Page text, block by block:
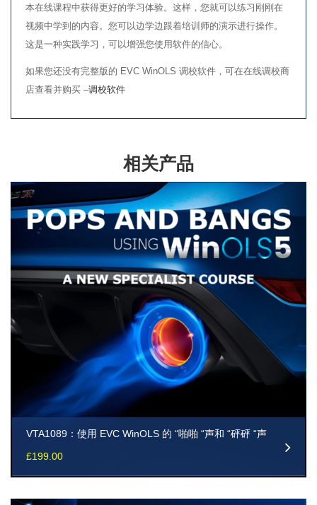
本在线课程中获得更好的学习体验。这样，您就可以练习刚刚在
视频中学到的内容。您可以边学边跟着培训师的演示进行操作。
这是一种实践学习，可以增强您使用软件的信心。
如果您还没有完整版的 EVC WinOLS 调校软件，可在在线调校商
店查看并购买 –调校软件
相关产品
VTA1089：使用 EVC WinOLS 的 “啪啪 “声和 “砰砰 “声
£199.00